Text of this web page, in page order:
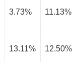
3.73% 11.13%
13.11% 12.50%